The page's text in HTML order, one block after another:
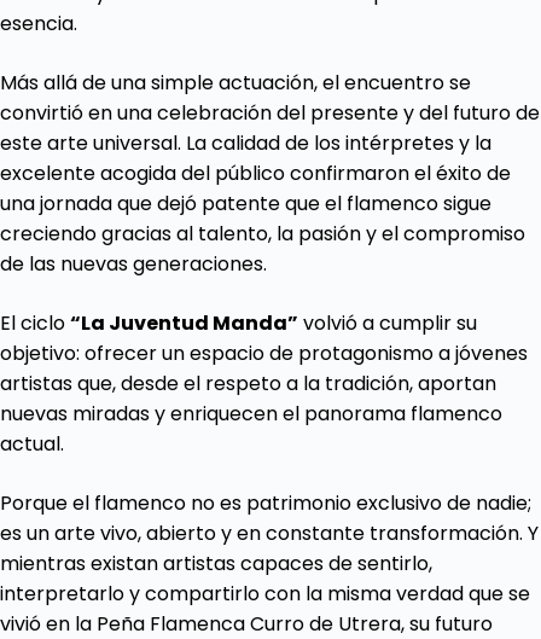
esencia.
Más allá de una simple actuación, el encuentro se
convirtió en una celebración del presente y del futuro de
este arte universal. La calidad de los intérpretes y la
excelente acogida del público confirmaron el éxito de
una jornada que dejó patente que el flamenco sigue
creciendo gracias al talento, la pasión y el compromiso
de las nuevas generaciones.
El ciclo“La Juventud Manda” volvió a cumplir su
objetivo: ofrecer un espacio de protagonismo a jóvenes
artistas que, desde el respeto a la tradición, aportan
nuevas miradas y enriquecen el panorama flamenco
actual.
Porque el flamenco no es patrimonio exclusivo de nadie;
es un arte vivo, abierto y en constante transformación. Y
mientras existan artistas capaces de sentirlo,
interpretarlo y compartirlo con la misma verdad que se
vivió en la Peña Flamenca Curro de Utrera, su futuro